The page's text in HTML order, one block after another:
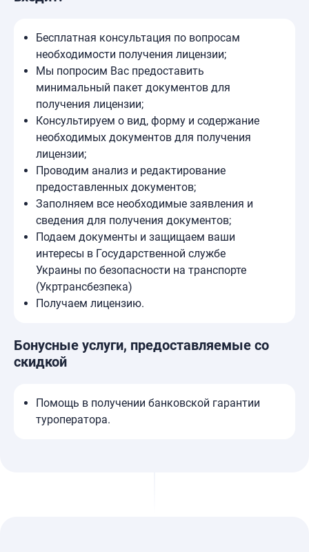
Бесплатная консультация по вопросам
необходимости получения лицензии;
Мы попросим Вас предоставить
минимальный пакет документов для
получения лицензии;
Консультируем о вид, форму и содержание
необходимых документов для получения
лицензии;
Проводим анализ и редактирование
предоставленных документов;
Заполняем все необходимые заявления и
сведения для получения документов;
Подаем документы и защищаем ваши
интересы в Государственной службе
Украины по безопасности на транспорте
(Укртрансбезпека)
Получаем лицензию.
Бонусные услуги, предоставляемые со
скидкой
Помощь в получении банковской гарантии
туроператора.